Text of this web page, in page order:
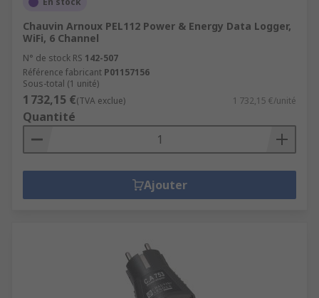
Chauvin Arnoux PEL112 Power & Energy Data Logger,
WiFi, 6 Channel
N° de stock RS 142-507
Référence fabricant P01157156
Sous-total (1 unité)
1 732,15 €(TVA exclue) 1 732,15 €/unité
Quantité
Ajouter